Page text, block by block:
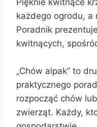
każdego ogrodu, a
Poradnik
kwitnących,
​„Chów alpak” to
praktycznego
rozpocząć chów
zwierząt. Każdy,